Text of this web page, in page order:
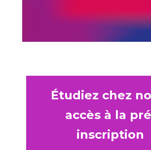
Étudiez chez
accès à la
inscription